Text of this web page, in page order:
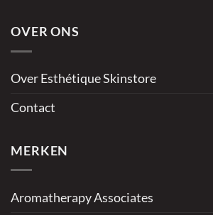
OVER ONS
Over Esthétique Skinstore
Contact
MERKEN
Aromatherapy Associates